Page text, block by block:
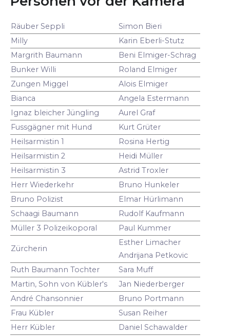
Räuber Seppli
Simon Bieri
Milly
Karin Eberli-Stutz
Margrith Baumann
Beni Elmiger-Schrag
Bunker Willi
Roland Elmiger
Zungen Miggel
Alois Elmiger
Bianca
Angela Estermann
Ignaz bleicher Jüngling
Aurel Graf
Fussgägner mit Hund
Kurt Grüter
Heilsarmistin 1
Rosina Hertig
Heilsarmistin 2
Heidi Müller
Heilsarmistin 3
Astrid Troxler
Herr Wiederkehr
Bruno Hunkeler
Bruno Polizist
Elmar Hürlimann
Schaagi Baumann
Rudolf Kaufmann
Müller 3 Polizeikoporal
Paul Kummer
Zürcherin
Esther Limacher
Andrijana Petkovic
Ruth Baumann Tochter
Sara Muff
Martin, Sohn von Kübler's
Jan Niederberger
André Chansonnier
Bruno Portmann
Frau Kübler
Susan Reiher
Herr Kübler
Daniel Schawalder